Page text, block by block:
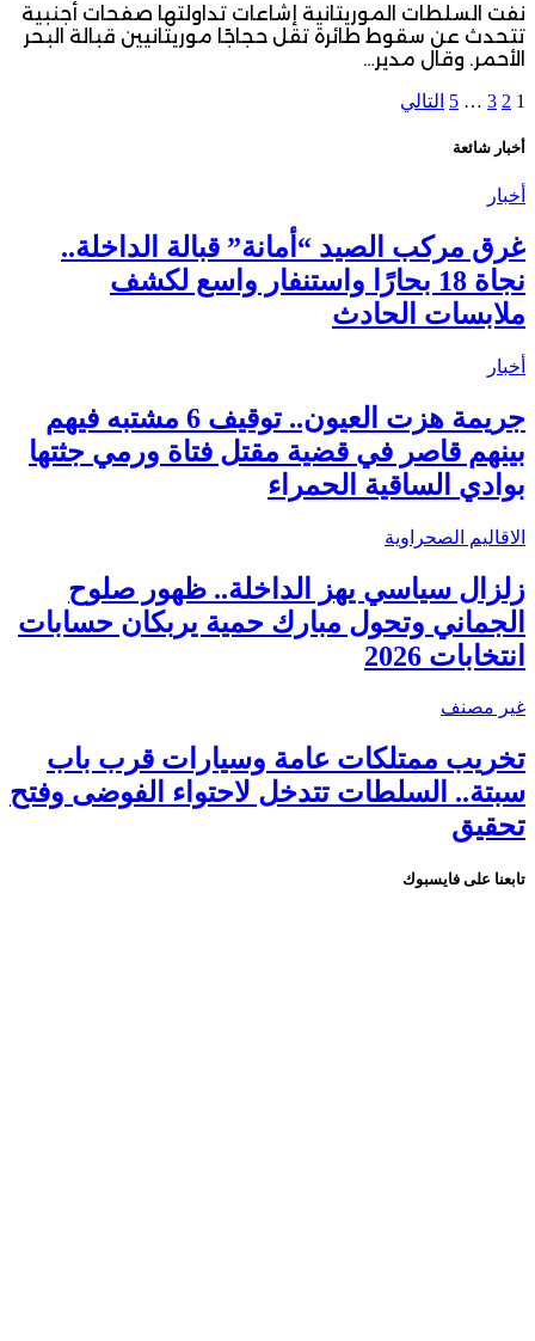
نفت السلطات الموريتانية إشاعات تداولتها صفحات أجنبية
تتحدث عن سقوط طائرة تقل حجاجًا موريتانيين قبالة البحر
الأحمر. وقال مدير…
1
2
3
…
5 التالي
أخبار شائعة
أخبار
غرق مركب الصيد “أمانة” قبالة الداخلة..
نجاة 18 بحارًا واستنفار واسع لكشف
ملابسات الحادث
أخبار
جريمة هزت العيون.. توقيف 6 مشتبه فيهم
بينهم قاصر في قضية مقتل فتاة ورمي جثتها
بوادي الساقية الحمراء
الاقاليم الصحراوية
زلزال سياسي يهز الداخلة.. ظهور صلوح
الجماني وتحول مبارك حمية يربكان حسابات
انتخابات 2026
غير مصنف
تخريب ممتلكات عامة وسيارات قرب باب
سبتة.. السلطات تتدخل لاحتواء الفوضى وفتح
تحقيق
تابعنا على فايسبوك